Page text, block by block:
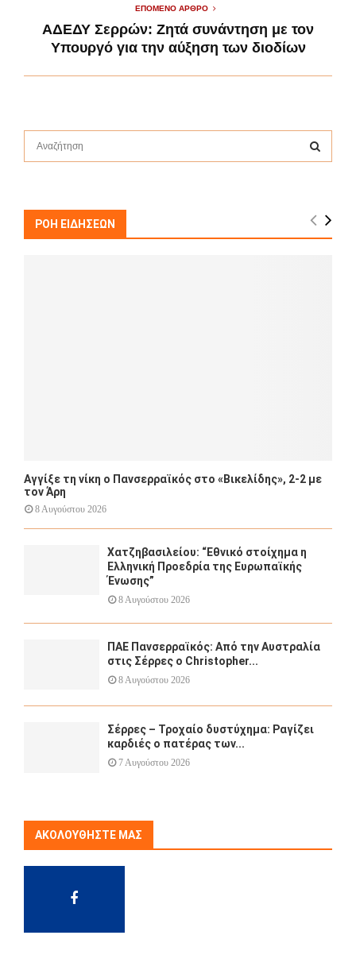
ΕΠΌΜΕΝΟ ΆΡΘΡΟ
ΑΔΕΔΥ Σερρών: Ζητά συνάντηση με τον
Υπουργό για την αύξηση των διοδίων
f
A
ΡΟΗ ΕΙΔΗΣΕΩΝ
Αγγίξε τη νίκη ο Πανσερραϊκός στο «Βικελίδης», 2-2 με
τον Άρη
8 Αυγούστου 2026
Χατζηβασιλείου: “Εθνικό στοίχημα η
Ελληνική Προεδρία της Ευρωπαϊκής
Ένωσης”
8 Αυγούστου 2026
ΠΑΕ Πανσερραϊκός: Από την Αυστραλία
στις Σέρρες ο Christopher...
8 Αυγούστου 2026
Σέρρες – Τροχαίο δυστύχημα: Ραγίζει
καρδιές ο πατέρας των...
7 Αυγούστου 2026
ΑΚΟΛΟΥΘΉΣΤΕ ΜΑΣ